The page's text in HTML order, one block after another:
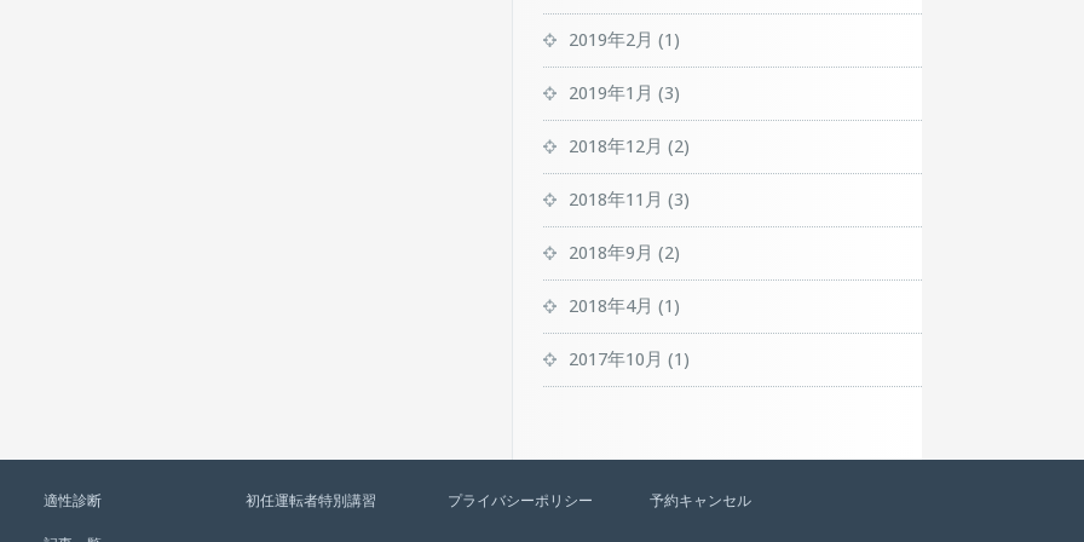
2019年2月 (1)
2019年1月 (3)
2018年12月 (2)
2018年11月 (3)
2018年9月 (2)
2018年4月 (1)
2017年10月 (1)
適性診断 初任運転者特別講習 プライバシーポリシー 予約キャンセル